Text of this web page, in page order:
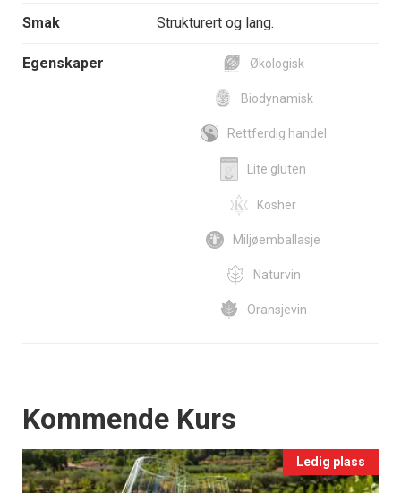
Smak Strukturert og lang.
Egenskaper Økologisk
Biodynamisk
Rettferdig handel
Lite gluten
Kosher
Miljøemballasje
Naturvin
Oransjevin
Events
Kommende Kurs
Ledig plass